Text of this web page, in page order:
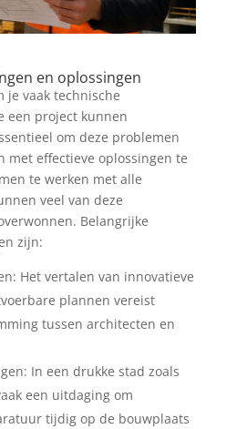
en oplossingen
je vaak technische
een project kunnen
om deze problemen
met effectieve oplossingen te
te werken met alle
veel van deze
Belangrijke
zijn:
Het vertalen van innovatieve
plannen vereist
tussen architecten en
In een drukke stad zoals
een uitdaging om
tijdig op de bouwplaats